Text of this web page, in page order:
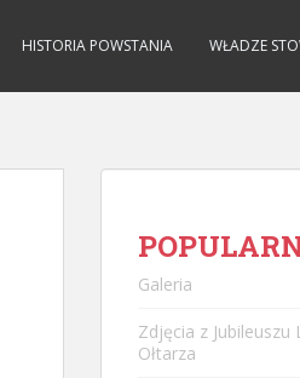
HISTORIA POWSTANIA WŁADZE
Galeria
Zdjęcia z Jubileuszu
Ołtarza